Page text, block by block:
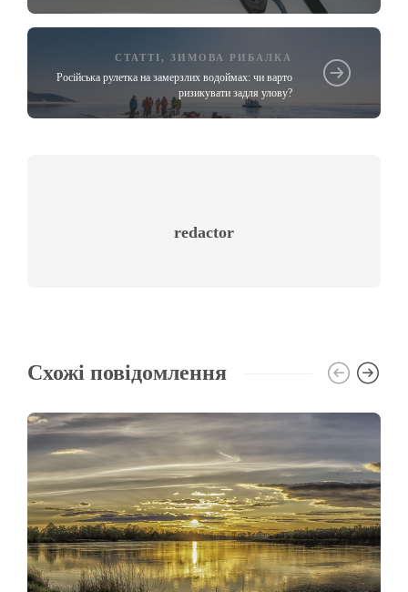
СТАТТІ, ЗИМОВА РИБАЛКА
Російська рулетка на замерзлих водоймах: чи варто
ризикувати задля улову?
redactor
Схожі повідомлення